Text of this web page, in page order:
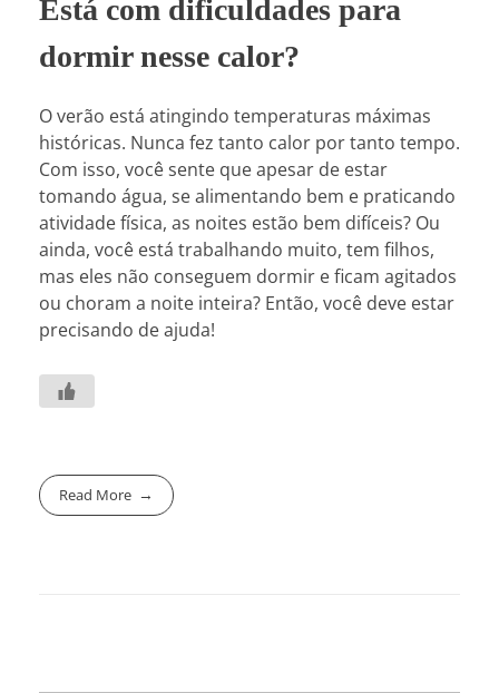
Está com dificuldades para
dormir nesse calor?
O verão está atingindo temperaturas máximas
históricas. Nunca fez tanto calor por tanto tempo.
Com isso, você sente que apesar de estar
tomando água, se alimentando bem e praticando
atividade física, as noites estão bem difíceis? Ou
ainda, você está trabalhando muito, tem filhos,
mas eles não conseguem dormir e ficam agitados
ou choram a noite inteira? Então, você deve estar
precisando de ajuda!
Read More